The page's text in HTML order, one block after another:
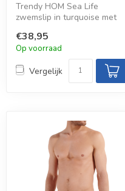
Trendy HOM Sea Life
zwemslip in turquoise met
uitgesned...
€38,95
Op voorraad
Vergelijk